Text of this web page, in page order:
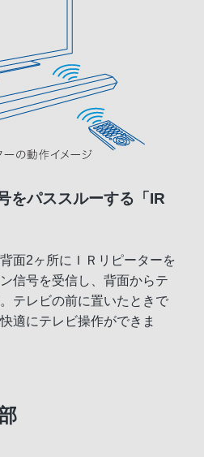
をパススルーする「IR
面2ヶ所にＩＲリピーターを
信号を受信し、背面からテ
テレビの前に置いたときで
適にテレビ操作ができま